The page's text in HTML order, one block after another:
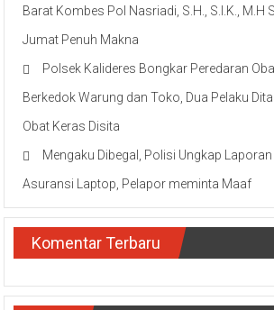
Barat Kombes Pol Nasriadi, S.H., S.I.K., M.H
Jumat Penuh Makna
Polsek Kalideres Bongkar Peredaran
Berkedok Warung dan Toko, Dua Pelaku
Obat Keras Disita
Mengaku Dibegal, Polisi Ungkap
Asuransi Laptop, Pelapor meminta Maaf
Komentar Terbaru